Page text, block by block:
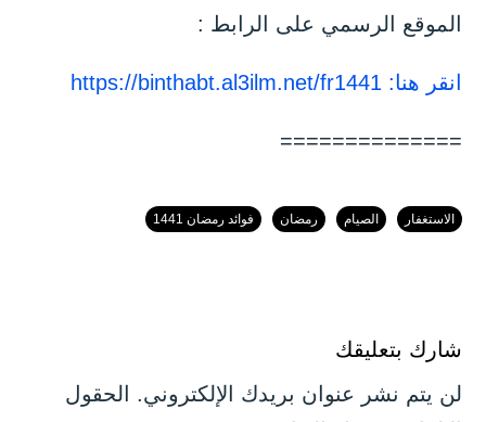
الموقع الرسمي على الرابط :
انقر هنا: https://binthabt.al3ilm.net/fr1441
==============
الاستغفار الصيام رمضان فوائد رمضان 1441
شارك بتعليقك
لن يتم نشر عنوان بريدك الإلكتروني. الحقول